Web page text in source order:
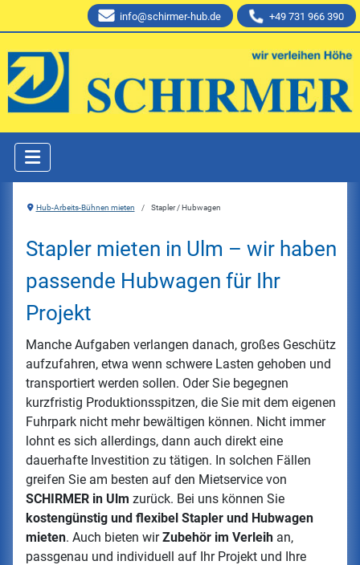
+49 731 966 390
info@schirmer-hub.de
Hub-Arbeits-Bühnen mieten Stapler / Hubwagen
Stapler mieten in Ulm – wir haben
passende Hubwagen für Ihr
Projekt
Manche Aufgaben verlangen danach, großes Geschütz
aufzufahren, etwa wenn schwere Lasten gehoben und
transportiert werden sollen. Oder Sie begegnen
kurzfristig Produktionsspitzen, die Sie mit dem eigenen
Fuhrpark nicht mehr bewältigen können. Nicht immer
lohnt es sich allerdings, dann auch direkt eine
dauerhafte Investition zu tätigen. In solchen Fällen
greifen Sie am besten auf den Mietservice von
SCHIRMER in Ulm zurück. Bei uns können Sie
kostengünstig und flexibel Stapler und Hubwagen
mieten. Auch bieten wirZubehör im Verleih an,
passgenau und individuell auf Ihr Projekt und Ihre